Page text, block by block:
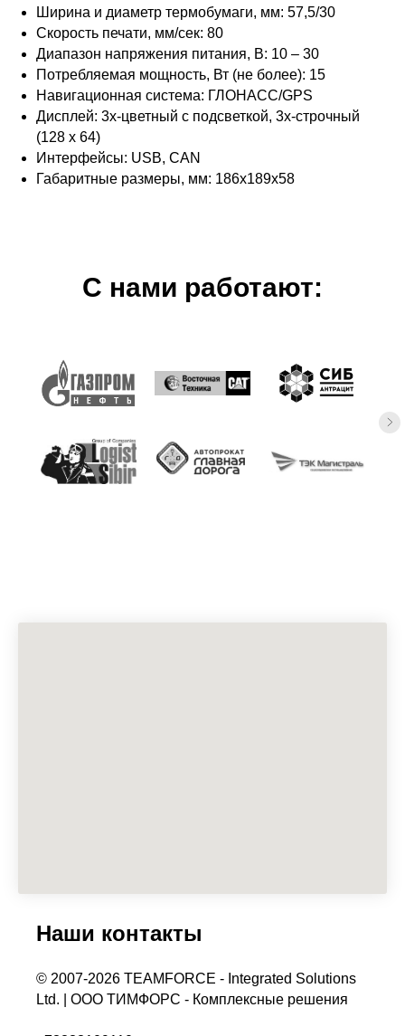
Ширина и диаметр термобумаги, мм: 57,5/30
Скорость печати, мм/сек: 80
Диапазон напряжения питания, В: 10 – 30
Потребляемая мощность, Вт (не более): 15
Навигационная система: ГЛОНАСС/GPS
Дисплей: 3х-цветный c подсветкой, 3х-строчный
(128 х 64)
Интерфейсы: USB, CAN
Габаритные размеры, мм: 186x189x58
С нами работают:
Наши контакты
© 2007-2026 TEAMFORCE - Integrated Solutions
Ltd. | ООО ТИМФОРС - Комплексные решения